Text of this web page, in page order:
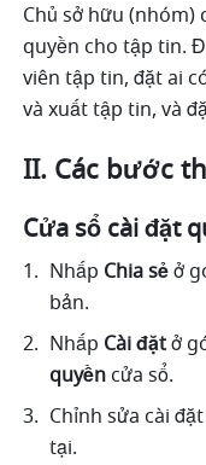
Chủ sở hữu (nhóm)
quyền cho tập tin.
viên tập tin, đặt ai
và xuất tập tin, và
II. Các bước
Cửa sổ cài đặt
Nhấp Chia sẻ ở
bản.
Nhấp Cài đặt ở
quyền cửa sổ.
Chỉnh sửa cài
tại.